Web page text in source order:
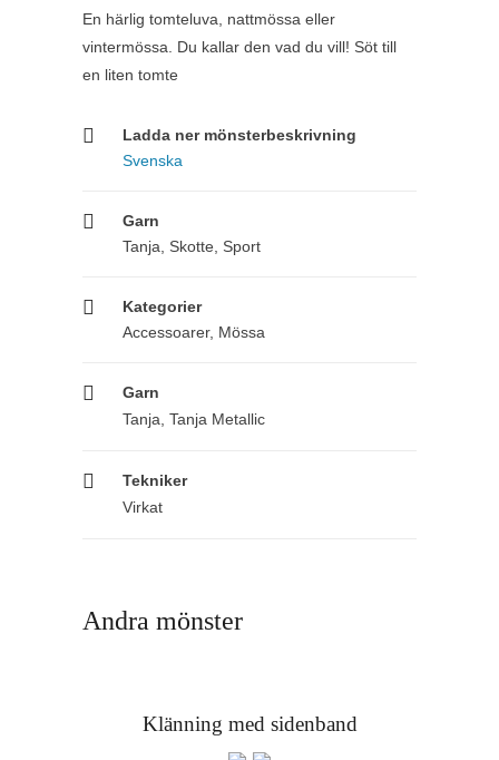
En härlig tomteluva, nattmössa eller
vintermössa. Du kallar den vad du vill! Söt till
en liten tomte
Ladda ner mönsterbeskrivning
Svenska
Garn
Tanja, Skotte, Sport
Kategorier
Accessoarer, Mössa
Garn
Tanja Tanja Metallic
Tekniker
Virkat
Andra mönster
Klänning med sidenband